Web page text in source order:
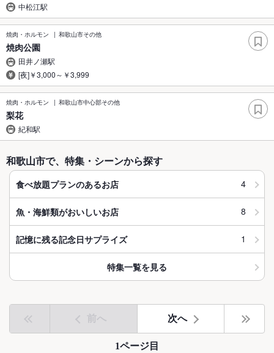
中松江駅
焼肉・ホルモン 和歌山市その他
焼肉公園
田井ノ瀬駅
[夜]￥3,000～￥3,999
焼肉・ホルモン 和歌山市中心部その他
梨花
紀和駅
和歌山市で、特集・シーンから探す
食べ放題プランのあるお店 4
魚・海鮮類がおいしいお店 8
記憶に残る記念日サプライズ 1
特集一覧を見る
前へ 次へ
1ページ目